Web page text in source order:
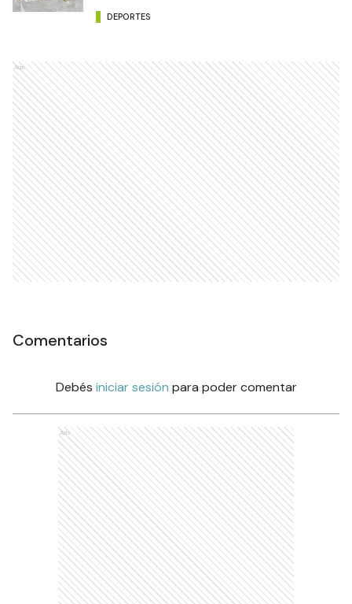
DEPORTES
Ads
Comentarios
Debés iniciar sesión para poder comentar
Ads